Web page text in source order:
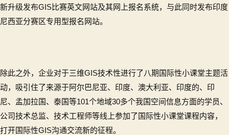
新升级发布GIS比赛英文网站及其网上报名系统，与此同时发布印度
尼西亚分赛区专用型报名网站。
除此之外，企业对于三维GIS技术性进行了八期国际性小课堂主题活
动，吸引住了来源于阿尔巴尼亚、印度、澳大利亚、印度的、印
尼、孟加拉国、泰国等101个地域30多个我国空间信息方面的学员、
公司技术总监、技术工程师等线上参加了国际性小课堂课程内容，
打开国际性GIS沟通交流新的征程。